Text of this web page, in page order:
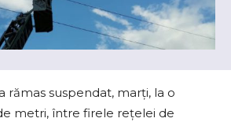
rămas suspendat, marţi, la o
metri, între firele reţelei de